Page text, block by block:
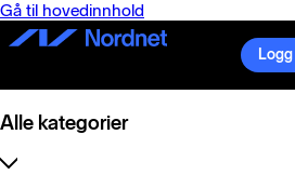
Gå til hovedinnhold
Alle kategorier